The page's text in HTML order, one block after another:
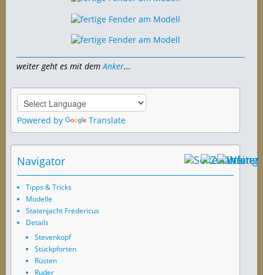
weiter geht es mit demAnker...
Powered by Translate
Navigator
Tipps & Tricks
Modelle
Statenjacht Fredericus
Details
Stevenkopf
Stückpforten
Rüsten
Ruder